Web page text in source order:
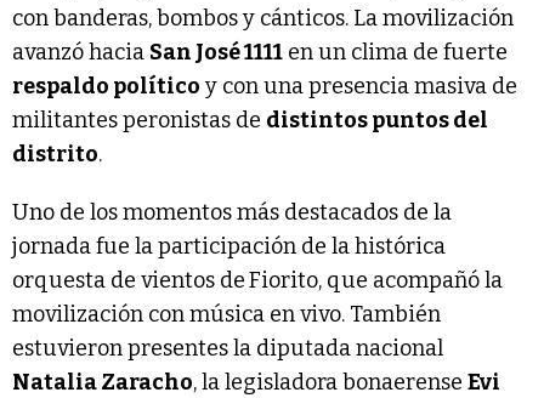
con banderas, bombos y cánticos. La movilización
avanzó hacia San José 1111 en un clima de fuerte
respaldo político y con una presencia masiva de
militantes peronistas de distintos puntos del
distrito.
Uno de los momentos más destacados de la
jornada fue la participación de la histórica
orquesta de vientos deFiorito, que acompañó la
movilización con música en vivo. También
estuvieron presentes la diputada nacional
Natalia Zaracho, la legisladora bonaerense Evi